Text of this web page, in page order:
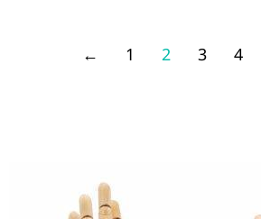
← 1 2 3 4